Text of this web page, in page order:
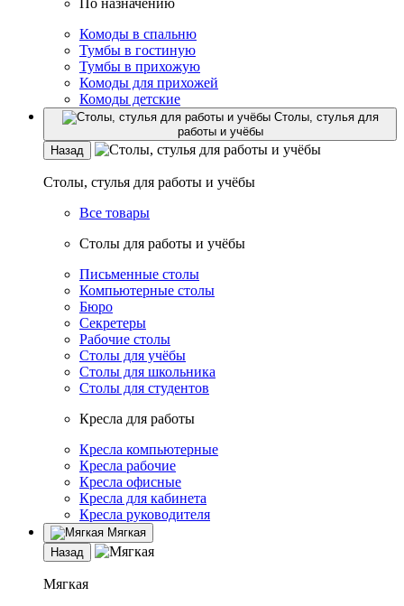
По назначению
Комоды в спальню
Тумбы в гостиную
Тумбы в прихожую
Комоды для прихожей
Комоды детские
Столы, стулья для
работы и учёбы
Назад
Столы, стулья для работы и учёбы
Все товары
Столы для работы и учёбы
Письменные столы
Компьютерные столы
Бюро
Секретеры
Рабочие столы
Столы для учёбы
Столы для школьника
Столы для студентов
Кресла для работы
Кресла компьютерные
Кресла рабочие
Кресла офисные
Кресла для кабинета
Кресла руководителя
Мягкая
Назад
Мягкая